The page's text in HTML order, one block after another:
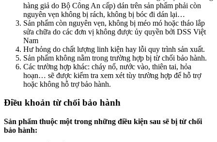
hàng giả do Bộ Công An cấp) dán trên sản phẩm phải còn
nguyên vẹn không bị rách, không bị bóc đi dán lại…
Sản phẩm còn nguyên vẹn, không bị méo mó hoặc tháo lắp
sửa chữa do các đơn vị không được ủy quyền bởi DSS Việt
Nam
Hư hỏng do chất lượng linh kiện hay lỗi quy trình sản xuất.
Sản phẩm không nằm trong trường hợp bị từ chối bảo hành.
Các trường hợp khác: cháy nổ, nước vào, thiên tai, hỏa
hoạn… sẽ được kiểm tra xem xét tùy trường hợp để hỗ trợ
hoặc không hỗ trợ bảo hành.
Điều khoản từ chối bảo hành
Sản phẩm thuộc một trong những điều kiện sau sẽ bị từ chối
bảo hành: